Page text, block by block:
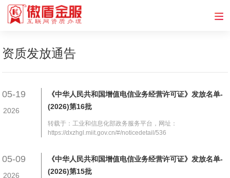
资质发放通告
05-19
2026
《中华人民共和国增值电信业务经营许可证》发放名单-
(2026)第16批
转载于：工业和信息化部政务服务平台，网址：
https://dxzhgl.miit.gov.cn/#/noticedetail/536
05-09
2026
《中华人民共和国增值电信业务经营许可证》发放名单-
(2026)第15批